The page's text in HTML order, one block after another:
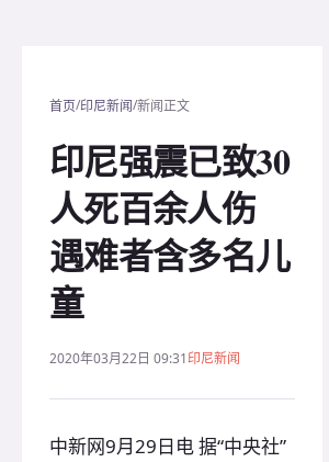
首页/印尼新闻/新闻正文
印尼强震已致30
人死百余人伤
遇难者含多名儿
童
2020年03月22日 09:31印尼新闻
中新网9月29日电 据“中央社”